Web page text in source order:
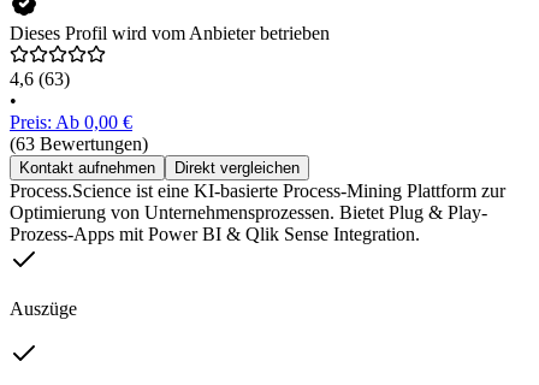
Dieses Profil wird vom Anbieter betrieben
4,6 (63)
•
Preis: Ab 0,00 €
(63 Bewertungen)
Kontakt aufnehmen Direkt vergleichen
Process.Science ist eine KI-basierte Process-Mining Plattform zur
Optimierung von Unternehmensprozessen. Bietet Plug & Play-
Prozess-Apps mit Power BI & Qlik Sense Integration.
Auszüge